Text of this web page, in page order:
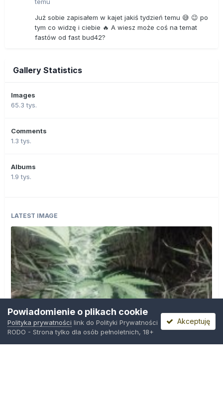
temu
Już sobie zapisałem w kajet jakiś tydzień temu 😅 😉 po
tym co widzę i ciebie 🔥 A wiesz może coś na temat
fastów od fast bud42?
Gallery Statistics
Images
65.3 tys.
Comments
1.3 tys.
Albums
1.9 tys.
LATEST IMAGE
Powiadomienie o plikach cookie
Polityka prywatności link do Polityki Prywatności
RODO - Strona tylko dla osób pełnoletnich, 18+
Akceptuję